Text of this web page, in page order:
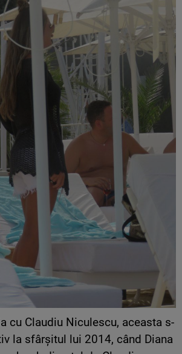
cu Claudiu Niculescu, aceasta s-
la sfârșitul lui 2014, când Diana